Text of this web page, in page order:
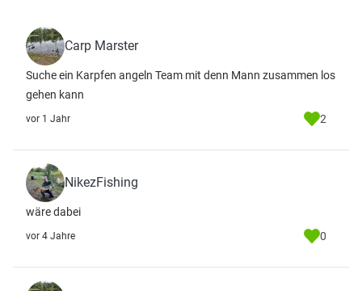
Carp Marster
Suche ein Karpfen angeln Team mit denn Mann zusammen los
gehen kann
vor 1 Jahr 2
NikezFishing
wäre dabei
vor 4 Jahre 0